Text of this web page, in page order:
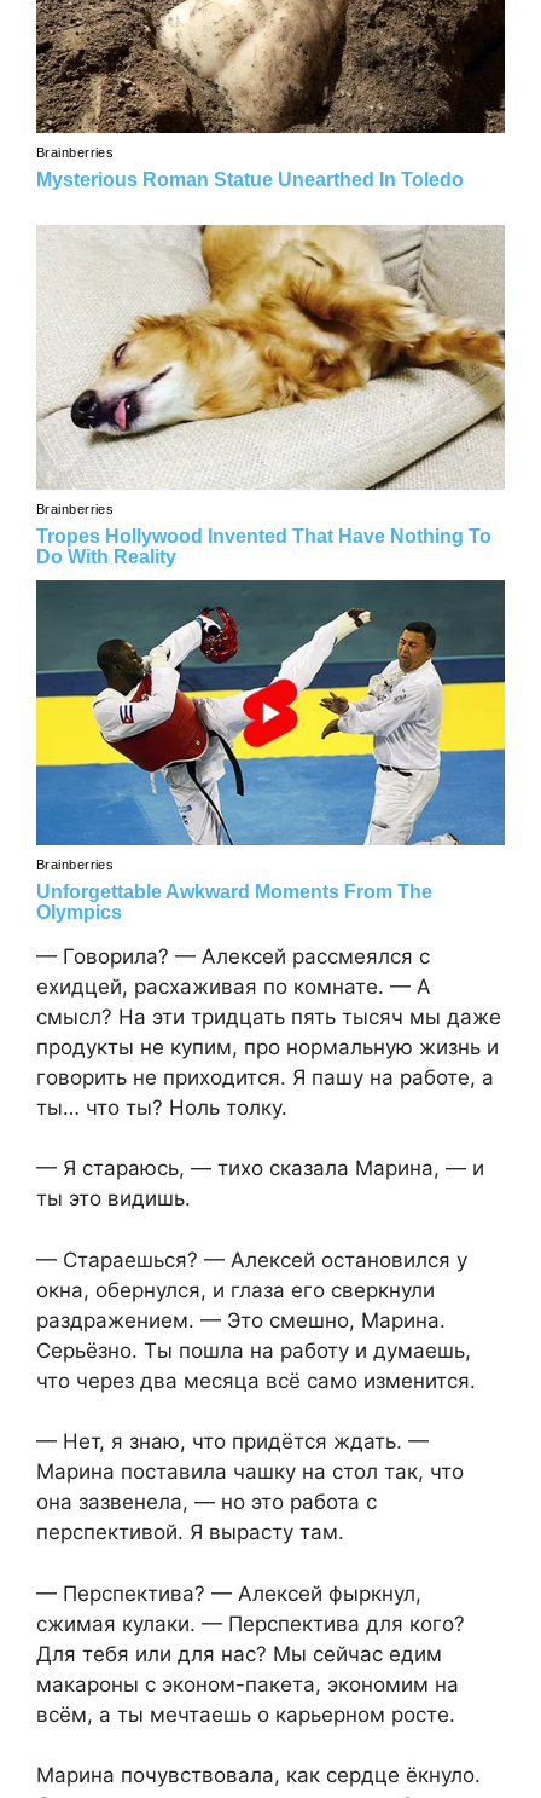
— Говорила? — Алексей рассмеялся с
ехидцей, расхаживая по комнате. — А
смысл? На эти тридцать пять тысяч мы даже
продукты не купим, про нормальную жизнь и
говорить не приходится. Я пашу на работе, а
ты… что ты? Ноль толку.
— Я стараюсь, — тихо сказала Марина, — и
ты это видишь.
— Стараешься? — Алексей остановился у
окна, обернулся, и глаза его сверкнули
раздражением. — Это смешно, Марина.
Серьёзно. Ты пошла на работу и думаешь,
что через два месяца всё само изменится.
— Нет, я знаю, что придётся ждать. —
Марина поставила чашку на стол так, что
она зазвенела, — но это работа с
перспективой. Я вырасту там.
— Перспектива? — Алексей фыркнул,
сжимая кулаки. — Перспектива для кого?
Для тебя или для нас? Мы сейчас едим
макароны с эконом-пакета, экономим на
всём, а ты мечтаешь о карьерном росте.
Марина почувствовала, как сердце ёкнуло.